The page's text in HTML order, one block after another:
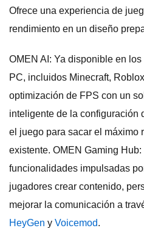
Ofrece una experiencia de
rendimiento en un diseño
OMEN AI: Ya disponible en
PC, incluidos Minecraft,
optimización de FPS con un
inteligente de la configuración
el juego para sacar el máximo
existente. OMEN Gaming
funcionalidades impulsadas
jugadores crear contenido,
mejorar la comunicación a
HeyGen y Voicemod.